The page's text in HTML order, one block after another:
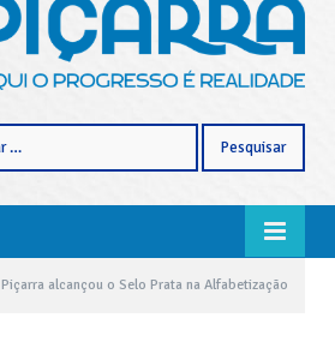
Piçarra alcançou o Selo Prata na Alfabetização